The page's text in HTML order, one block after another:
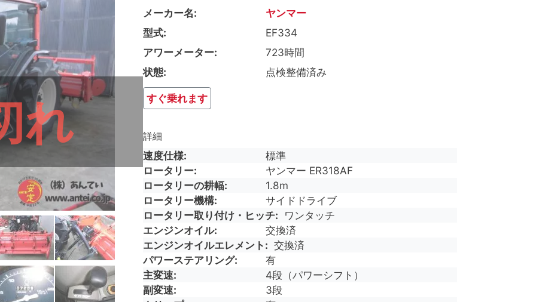
れ
メーカー名
ヤンマー
型式
EF334
アワーメーター
723時間
状態
点検整備済み
すぐ乗れます
詳細
速度仕様
標準
ロータリー
ヤンマー ER318AF
ロータリーの耕幅
1.8m
ロータリー機構
サイドドライブ
ロータリー取り付け・ヒッチ
ワンタッチ
エンジンオイル
交換済
エンジンオイルエレメント
交換済
パワーステアリング
有
主変速
4段（パワーシフト）
副変速
3段